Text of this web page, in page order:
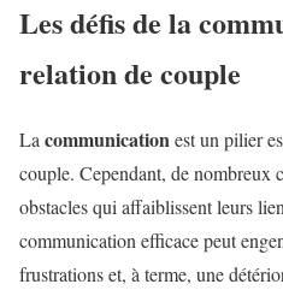
Les défis de la
relation de couple
La communicationest un pilier
couple. Cependant, de nombreux
obstacles qui affaiblissent leurs
communication efficace peut
frustrations et, à terme, une